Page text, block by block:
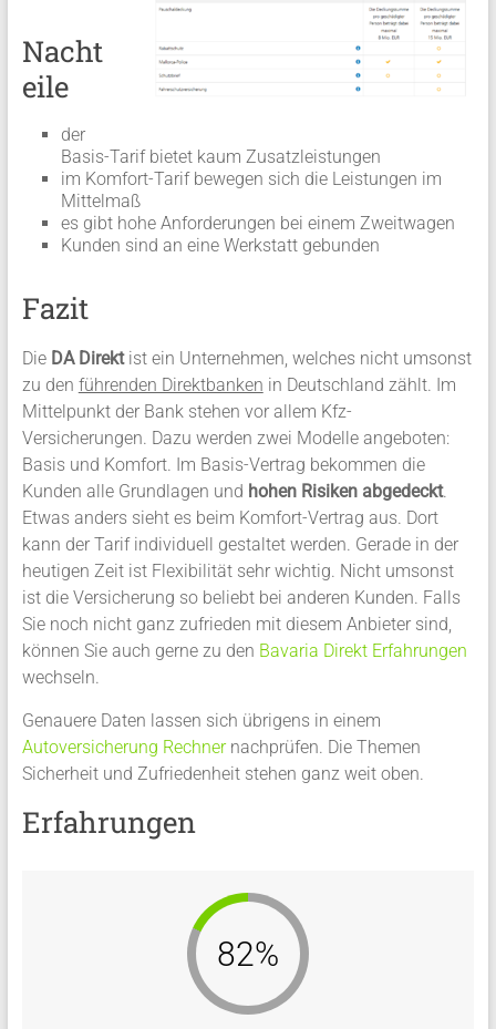
Nacht
eile
der
Basis-Tarif bietet kaum Zusatzleistungen
im Komfort-Tarif bewegen sich die Leistungen im
Mittelmaß
es gibt hohe Anforderungen bei einem Zweitwagen
Kunden sind an eine Werkstatt gebunden
Fazit
Die DA Direktist ein Unternehmen, welches nicht umsonst
zu den führenden Direktbanken in Deutschland zählt. Im
Mittelpunkt der Bank stehen vor allem Kfz-
Versicherungen. Dazu werden zwei Modelle angeboten:
Basis und Komfort. Im Basis-Vertrag bekommen die
Kunden alle Grundlagen und hohen Risiken abgedeckt.
Etwas anders sieht es beim Komfort-Vertrag aus. Dort
kann der Tarif individuell gestaltet werden. Gerade in der
heutigen Zeit ist Flexibilität sehr wichtig. Nicht umsonst
ist die Versicherung so beliebt bei anderen Kunden. Falls
Sie noch nicht ganz zufrieden mit diesem Anbieter sind,
können Sie auch gerne zu den Bavaria Direkt Erfahrungen
wechseln.
Genauere Daten lassen sich übrigens in einem
Autoversicherung Rechnernachprüfen. Die Themen
Sicherheit und Zufriedenheit stehen ganz weit oben.
Erfahrungen
82%